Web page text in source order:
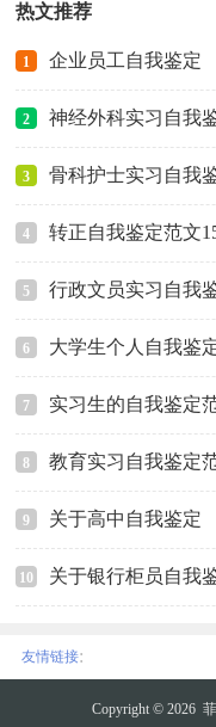
热文推荐
1 企业员工自我鉴定
2 神经外科实习自我
3 骨科护士实习自我
4 转正自我鉴定范文
5 行政文员实习自我
6 大学生个人自我鉴
7 实习生的自我鉴定
8 教育实习自我鉴定
9 关于高中自我鉴定
10 关于银行柜员自我
友情链接:
Copyright © 2026